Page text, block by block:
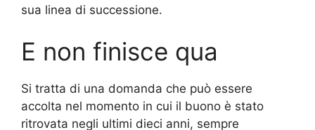
sua linea di successione.
E non finisce qua
Si tratta di una domanda che può essere
accolta nel momento in cui il buono è stato
ritrovata negli ultimi dieci anni, sempre